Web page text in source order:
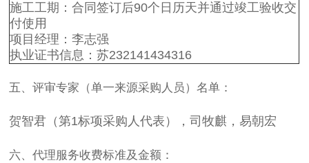
施工工期：合同签订后90个日历天并通过竣工验收交
付使用
项目经理：李志强
执业证书信息：苏232141434316
五、评审专家（单一来源采购人员）名单：
贺智君（第1标项采购人代表），司牧麒，易朝宏
六、代理服务收费标准及金额：